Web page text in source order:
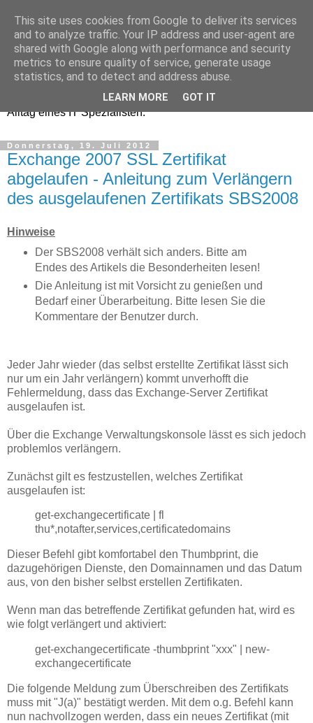
Kiene IT - Service &
Consulting
Das Neueste von Kiene IT sowie Tipps und Tricks aus dem
Alltag eines IT Spezialisten.
Donnerstag, 19. Juli 2012
Exchange 2007 SSL Zertifikat
abgelaufen - Anleitung zum Verlängern
des ausgelaufenen Zertifikats SBS2008
Hinweise
Der SBS2008 verhält sich anders. Bitte am
Endes des Artikels die Besonderheiten lesen!
Die Anleitung ist mit Vorsicht zu genießen und
Bedarf einer Überarbeitung. Bitte lesen Sie die
Kommentare der Benutzer durch.
Jeder Jahr wieder (das selbst erstellte Zertifikat lässt sich
nur um ein Jahr verlängern) kommt unverhofft die
Fehlermeldung, dass das Exchange-Server Zertifikat
ausgelaufen ist.
Über die Exchange Verwaltungskonsole lässt es sich jedoch
problemlos verlängern.
Zunächst gilt es festzustellen, welches Zertifikat
ausgelaufen ist:
get-exchangecertificate | fl
thu*,notafter,services,certificatedomains
Dieser Befehl gibt komfortabel den Thumbprint, die
dazugehörigen Dienste, den Domainnamen und das Datum
aus, von den bisher selbst erstellen Zertifikaten.
Wenn man das betreffende Zertifikat gefunden hat, wird es
wie folgt verlängert und aktiviert:
get-exchangecertificate -thumbprint "xxx" | new-
exchangecertificate
Die folgende Meldung zum Überschreiben des Zertifikats
muss mit "J(a)" bestätigt werden. Mit dem o.g. Befehl kann
nun nachvollzogen werden, dass ein neues Zertifikat (mit
This site uses cookies from Google to deliver its services
and to analyze traffic. Your IP address and user-agent are
shared with Google along with performance and security
metrics to ensure quality of service, generate usage
statistics, and to detect and address abuse.
LEARN MORE GOT IT